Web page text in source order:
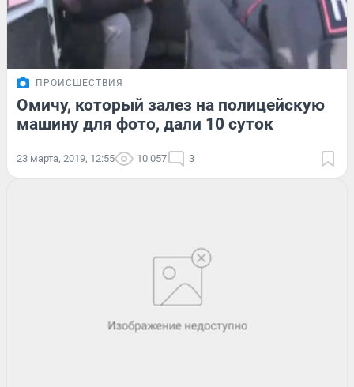
ПРОИСШЕСТВИЯ
Омичу, который залез на полицейскую
машину для фото, дали 10 суток
23 марта, 2019, 12:55 10 057 3